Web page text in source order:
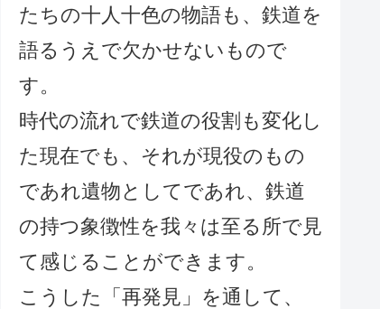
たちの十人十色の物語も、鉄道を
語るうえで欠かせないもので
す。
時代の流れで鉄道の役割も変化し
た現在でも、それが現役のもの
であれ遺物としてであれ、鉄道
の持つ象徴性を我々は至る所で見
て感じることができます。
こうした「再発見」を通して、